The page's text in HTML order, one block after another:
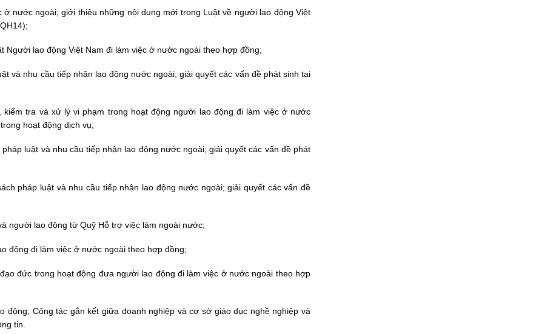
nước ngoài; giới thiệu những nội dung mới trong Luật về người lao động Việt
Người lao động Việt Nam đi làm việc ở nước ngoài theo hợp đồng;
và nhu cầu tiếp nhận lao động nước ngoài; giải quyết các vấn đề phát sinh tại
tra và xử lý vi phạm trong hoạt động người lao động đi làm việc ở nước
hoạt động dịch vụ;
luật và nhu cầu tiếp nhận lao động nước ngoài; giải quyết các vấn đề phát
pháp luật và nhu cầu tiếp nhận lao động nước ngoài; giải quyết các vấn đề
người lao động từ Quỹ Hỗ trợ việc làm ngoài nước;
động đi làm việc ở nước ngoài theo hợp đồng;
đức trong hoạt động đưa người lao động đi làm việc ở nước ngoài theo hợp
động; Công tác gắn kết giữa doanh nghiệp và cơ sở giáo dục nghề nghiệp và
tin.